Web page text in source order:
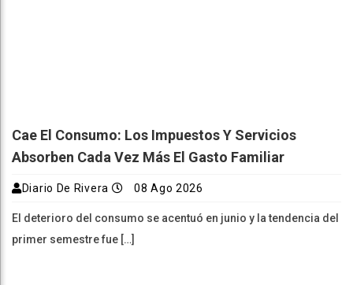
Cae El Consumo: Los Impuestos Y Servicios
Absorben Cada Vez Más El Gasto Familiar
Diario De Rivera 08 Ago 2026
El deterioro del consumo se acentuó en junio y la tendencia del
primer semestre fue […]